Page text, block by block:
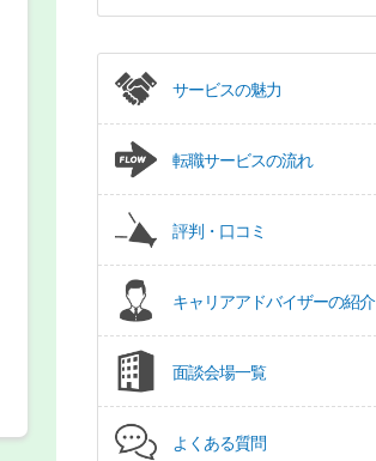
必須 希望の働き方
パート(週4日～5日)
サービスの魅力
転職サービスの流れ
評判・口コミ
キャリアアドバイザーの紹介
面談会場一覧
よくある質問